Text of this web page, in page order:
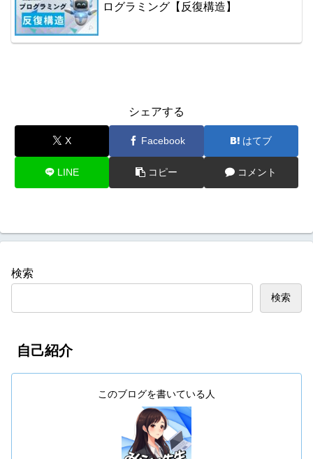
ログラミング【反復構造】
シェアする
X Facebook はてブ
LINE コピー コメント
検索
検索
自己紹介
このブログを書いている人